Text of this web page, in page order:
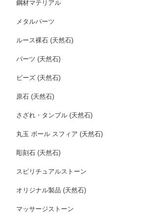
鋼材マテリアル
メタルパーツ
ルース裸石 (天然石)
パーツ (天然石)
ビーズ (天然石)
原石 (天然石)
さざれ・タンブル (天然石)
丸玉 ボール スフィア (天然石)
彫刻石 (天然石)
スピリチュアルストーン
オリジナル製品 (天然石)
マッサージストーン